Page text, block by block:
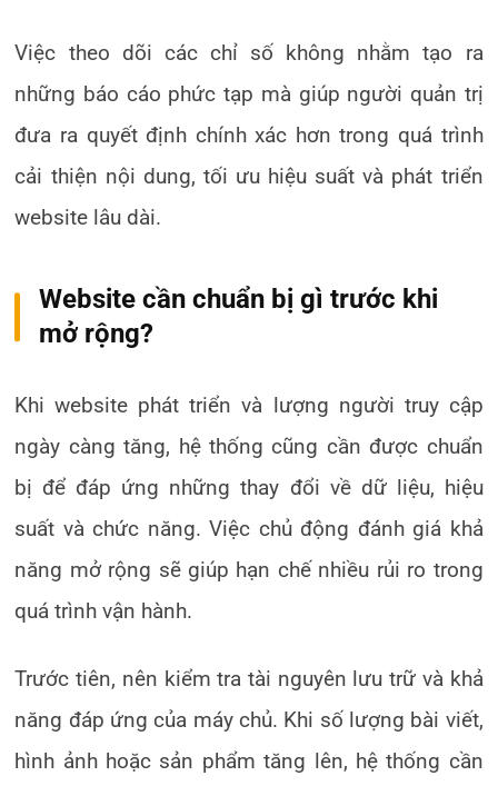
Việc theo dõi các chỉ số không nhằm tạo ra
những báo cáo phức tạp mà giúp người quản trị
đưa ra quyết định chính xác hơn trong quá trình
cải thiện nội dung, tối ưu hiệu suất và phát triển
website lâu dài.
Website cần chuẩn bị gì trước khi
mở rộng?
Khi website phát triển và lượng người truy cập
ngày càng tăng, hệ thống cũng cần được chuẩn
bị để đáp ứng những thay đổi về dữ liệu, hiệu
suất và chức năng. Việc chủ động đánh giá khả
năng mở rộng sẽ giúp hạn chế nhiều rủi ro trong
quá trình vận hành.
Trước tiên, nên kiểm tra tài nguyên lưu trữ và khả
năng đáp ứng của máy chủ. Khi số lượng bài viết,
hình ảnh hoặc sản phẩm tăng lên, hệ thống cần